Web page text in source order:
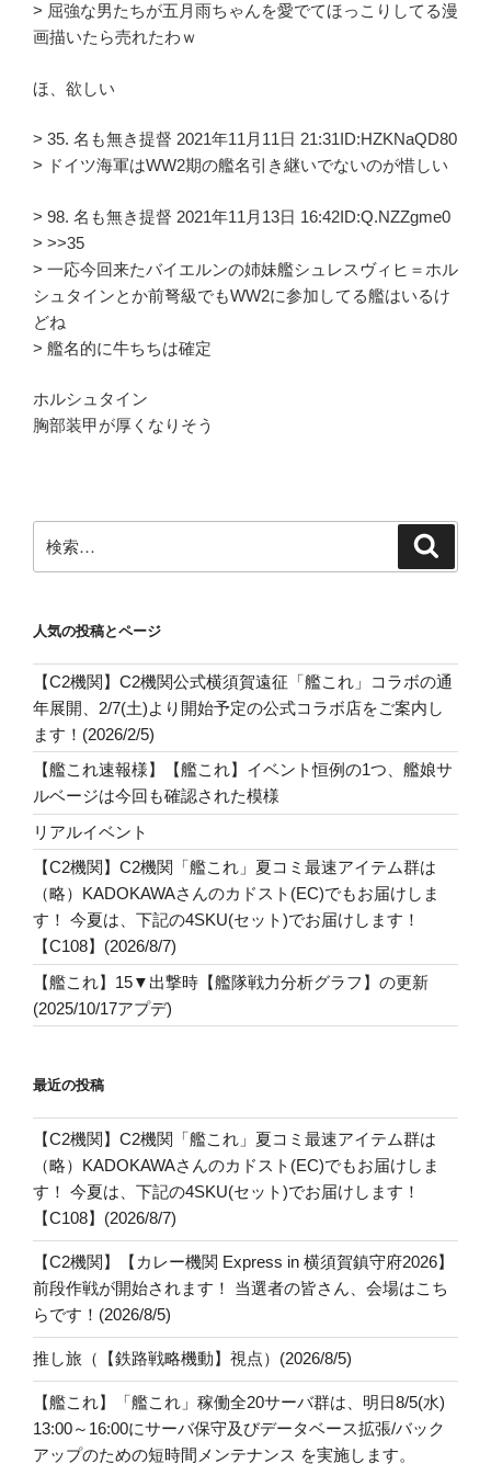
> 屈強な男たちが五月雨ちゃんを愛でてほっこりしてる漫
画描いたら売れたわｗ
ほ、欲しい
> 35. 名も無き提督 2021年11月11日 21:31ID:HZKNaQD80
> ドイツ海軍はWW2期の艦名引き継いでないのが惜しい
> 98. 名も無き提督 2021年11月13日 16:42ID:Q.NZZgme0
> >>35
> 一応今回来たバイエルンの姉妹艦シュレスヴィヒ＝ホル
シュタインとか前弩級でもWW2に参加してる艦はいるけ
どね
> 艦名的に牛ちちは確定
ホルシュタイン
胸部装甲が厚くなりそう
索:
人気の投稿とページ
【C2機関】C2機関公式横須賀遠征「艦これ」コラボの通
年展開、2/7(土)より開始予定の公式コラボ店をご案内し
ます！(2026/2/5)
【艦これ速報様】【艦これ】イベント恒例の1つ、艦娘サ
ルベージは今回も確認された模様
リアルイベント
【C2機関】C2機関「艦これ」夏コミ最速アイテム群は
（略）KADOKAWAさんのカドスト(EC)でもお届けしま
す！ 今夏は、下記の4SKU(セット)でお届けします！
【C108】(2026/8/7)
【艦これ】15▼出撃時【艦隊戦力分析グラフ】の更新
(2025/10/17アプデ)
最近の投稿
【C2機関】C2機関「艦これ」夏コミ最速アイテム群は
（略）KADOKAWAさんのカドスト(EC)でもお届けしま
す！ 今夏は、下記の4SKU(セット)でお届けします！
【C108】(2026/8/7)
【C2機関】【カレー機関 Express in 横須賀鎮守府2026】
前段作戦が開始されます！ 当選者の皆さん、会場はこち
らです！(2026/8/5)
推し旅（【鉄路戦略機動】視点）(2026/8/5)
【艦これ】「艦これ」稼働全20サーバ群は、明日8/5(水)
13:00～16:00にサーバ保守及びデータベース拡張/バック
アップのための短時間メンテナンス を実施します。